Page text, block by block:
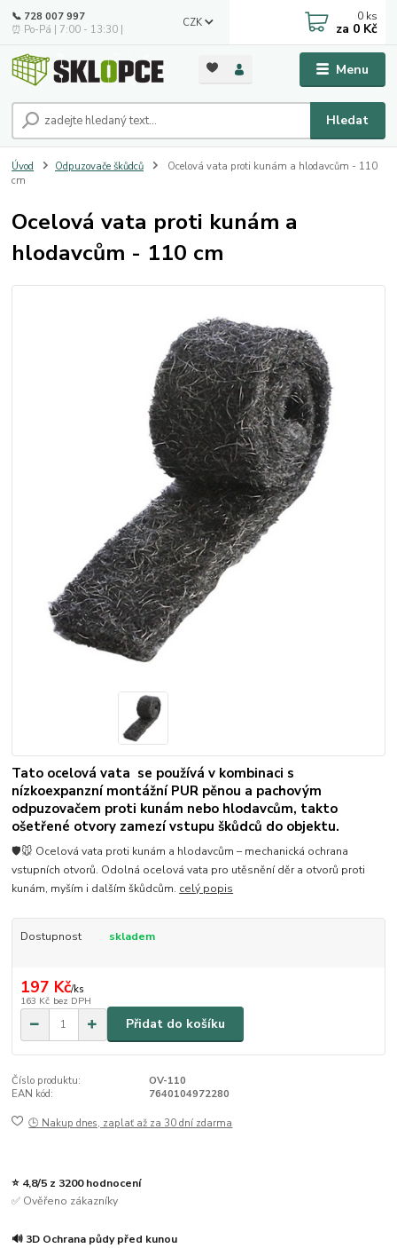
Menu
CZK
Hledat
📞 728 007 997
⏰ Po-Pá | 7:00 - 13:30 |
0 ks
za 0 Kč
Úvod Odpuzovače škůdců
Ocelová vata proti kunám a hlodavcům - 110
cm
Ocelová vata proti kunám a
hlodavcům - 110 cm
Tato ocelová vata se používá v kombinaci s
nízkoexpanzní montážní PUR pěnou a pachovým
odpuzovačem proti kunám nebo hlodavcům, takto
ošetřené otvory zamezí vstupu škůdců do objektu.
🛡️🐭 Ocelová vata proti kunám a hlodavcům – mechanická ochrana
vstupních otvorů. Odolná ocelová vata pro utěsnění děr a otvorů proti
kunám, myším i dalším škůdcům. celý popis
Dostupnost skladem
197 Kč/ks
163 Kč bez DPH
Přidat do košíku
Číslo produktu:
OV-110
EAN kód:
7640104972280
🕒 Nakup dnes, zaplať až za 30 dní zdarma
⭐ 4,8/5 z 3200 hodnocení
✅ Ověřeno zákazníky
🔊 3D Ochrana půdy před kunou